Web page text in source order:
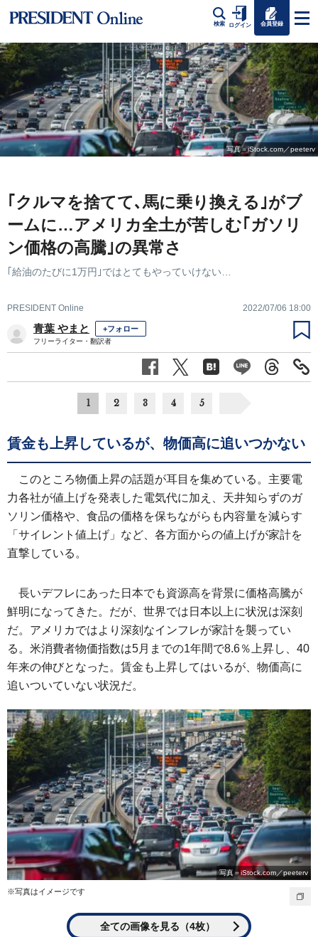
検索 ログイン 会員登録
写真＝iStock.com／peeterv
｢クルマを捨てて､馬に乗り換える｣がブ
ームに…アメリカ全土が苦しむ｢ガソリ
ン価格の高騰｣の異常さ
｢給油のたびに1万円｣ではとてもやっていけない…
PRESIDENT Online 2022/07/06 18:00
青葉 やまと +フォロー
フリーライター・翻訳者
1 2 3 4 5
賃金も上昇しているが、物価高に追いつかない
このところ物価上昇の話題が耳目を集めている。主要電
力各社が値上げを発表した電気代に加え、天井知らずのガ
ソリン価格や、食品の価格を保ちながらも内容量を減らす
「サイレント値上げ」など、各方面からの値上げが家計を
直撃している。
長いデフレにあった日本でも資源高を背景に価格高騰が
鮮明になってきた。だが、世界では日本以上に状況は深刻
だ。アメリカではより深刻なインフレが家計を襲ってい
る。米消費者物価指数は5月までの1年間で8.6％上昇し、40
年来の伸びとなった。賃金も上昇してはいるが、物価高に
追いついていない状況だ。
写真＝iStock.com／peeterv
※写真はイメージです
全ての画像を見る（4枚）